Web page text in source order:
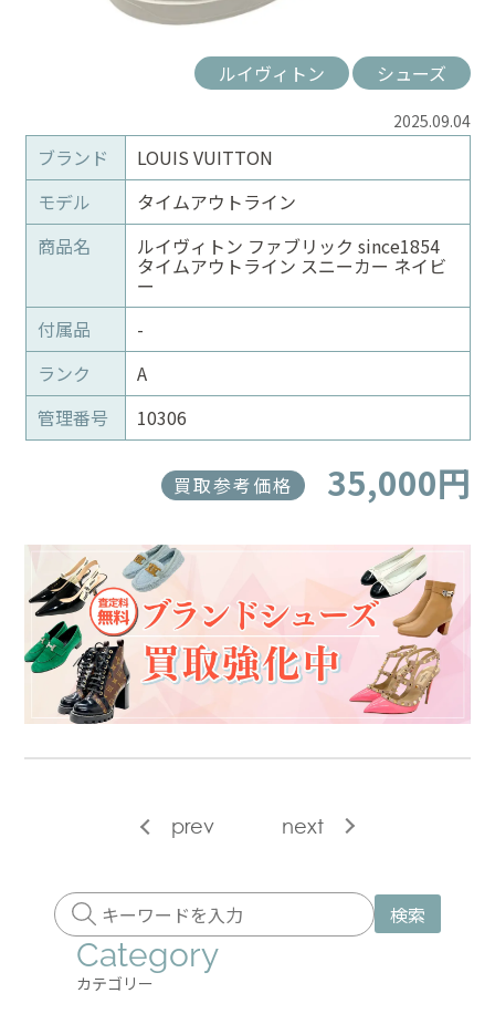
ルイヴィトン シューズ
2025.09.04
ブランド
LOUIS VUITTON
モデル
タイムアウトライン
商品名
ルイヴィトン ファブリック since1854
タイムアウトライン スニーカー ネイビ
ー
付属品
-
ランク
A
管理番号
10306
買取参考価格 35,000円
prev next
検索
Category
カテゴリー